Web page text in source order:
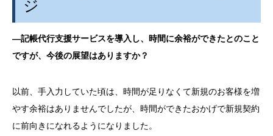
ジ
―記帳代行支援サービスを導入し、時間に余裕ができたとのこと
ですが、今後の展望はありますか？
以前、手入力していた頃は、時間が足りなくて新規のお客様を増
やす余裕はありませんでしたが、時間ができたおかげで新規契約
に前向きになれるようになりました。